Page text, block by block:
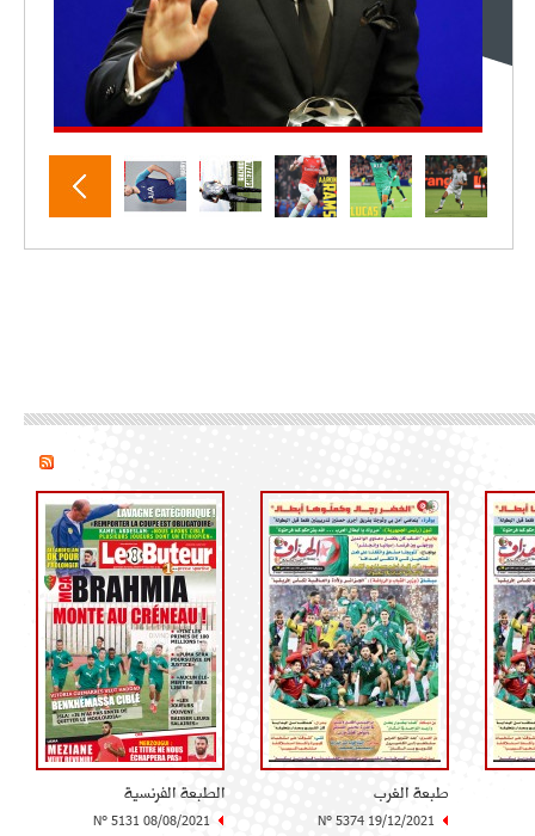
طبعة الغرب
N° 5374 19/12/2021
الطبعة الفرنسية
N° 5131 08/08/2021